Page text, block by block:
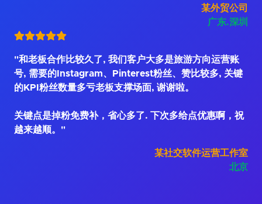
某外贸公司
广东.深圳
"和老板合作比较久了, 我们客户大多是旅游方向运营账
号, 需要的Instagram、Pinterest粉丝、赞比较多, 关键
的KPI粉丝数量多亏老板支撑场面, 谢谢啦。
关键点是掉粉免费补，省心多了. 下次多给点优惠啊，祝
越来越顺。"
某社交软件运营工作室
北京